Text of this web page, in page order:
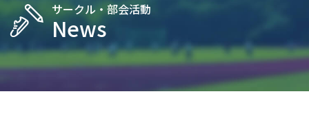
サークル・部会活動
News